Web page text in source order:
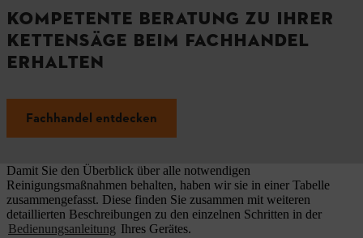
KOMPETENTE BERATUNG ZU IHRER
KETTENSÄGE BEIM FACHHANDEL
ERHALTEN
Fachhandel entdecken
Damit Sie den Überblick über alle notwendigen
Reinigungsmaßnahmen behalten, haben wir sie in einer Tabelle
zusammengefasst. Diese finden Sie zusammen mit weiteren
detaillierten Beschreibungen zu den einzelnen Schritten in der
Bedienungsanleitung Ihres Gerätes.